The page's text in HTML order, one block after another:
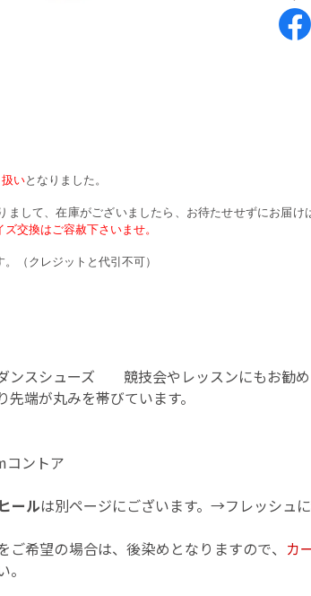
いとなりました。
して、在庫がございましたら、お待たせせずにお届け
交換はご容赦下さいませ。
（クレジットと代引不可）
ンスシューズ 競技会やレッスンにもお勧め
先端が丸みを帯びています。
コントア
ールは別ページにございます。 →フレッシュ
希望の場合は、後染めとなりますので、 カ